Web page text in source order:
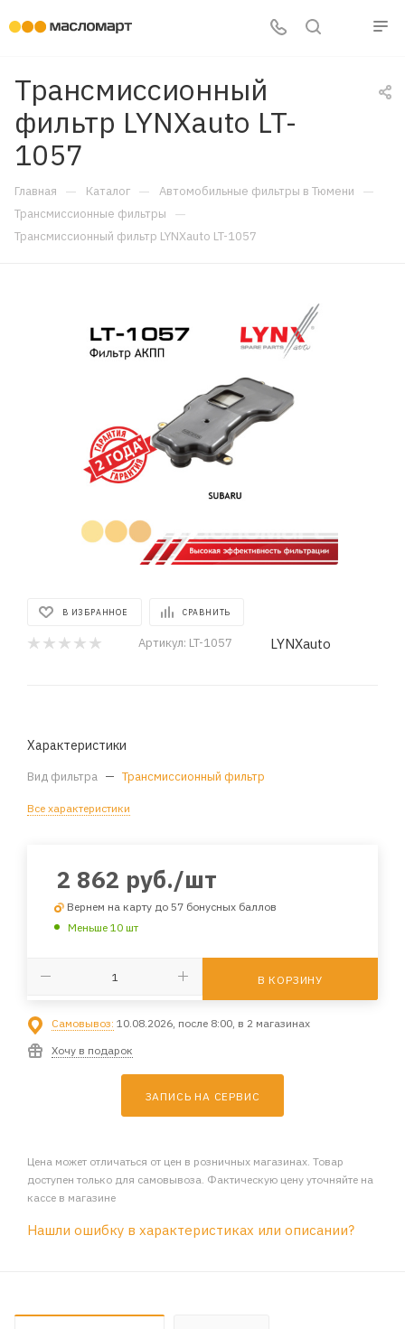
Трансмиссионный
фильтр LYNXauto LT-
1057
Главная — Каталог — Автомобильные фильтры в Тюмени —
Трансмиссионные фильтры —
Трансмиссионный фильтр LYNXauto LT-1057
В ИЗБРАННОЕ СРАВНИТЬ
Артикул: LT-1057 LYNXauto
Характеристики
Вид фильтра — Трансмиссионный фильтр
Все характеристики
2 862 руб./шт
Вернем на карту до 57 бонусных баллов
Меньше 10 шт
В КОРЗИНУ
Самовывоз: 10.08.2026, после 8:00, в 2 магазинах
Хочу в подарок
ЗАПИСЬ НА СЕРВИС
Цена может отличаться от цен в розничных магазинах. Товар
доступен только для самовывоза. Фактическую цену уточняйте на
кассе в магазине
Нашли ошибку в характеристиках или описании?